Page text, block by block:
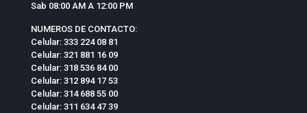
Sab 08:00 AM A 12:00 PM
NUMEROS DE CONTACTO:
Celular: 333 224 08 81
Celular: 321 881 16 09
Celular: 318 536 84 00
Celular: 312 894 17 53
Celular: 314 688 55 00
Celular: 311 634 47 39